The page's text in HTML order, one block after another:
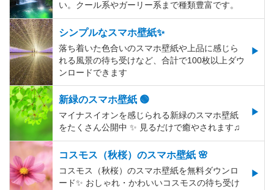
い。クール系やガーリー系まで種類豊富です。
シンプルなスマホ壁紙✨
落ち着いた色合いのスマホ壁紙や上品に感じら
れる風景の待ち受けなど、合計で100枚以上ダウ
ンロードできます
新緑のスマホ壁紙 🟢
マイナスイオンを感じられる新緑のスマホ壁紙
をたくさん公開中 ✨ 見るだけで癒やされます♫
コスモス（秋桜）のスマホ壁紙 🌸
コスモス（秋桜）のスマホ壁紙を無料ダウンロ
ード✨️ おしゃれ・かわいいコスモスの待ち受け